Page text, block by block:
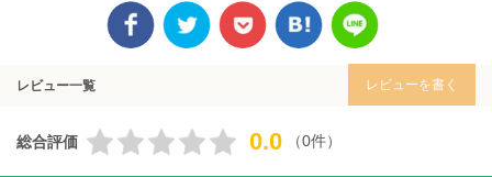
レビュー一覧 レビューを書く
総合評価 0.0 （0件）